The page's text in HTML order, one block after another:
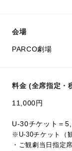
会場
PARCO劇場
料金 (全席指定・
11,000円
U-30チケット＝
※U-30チケット（
・ご観劇当日指定